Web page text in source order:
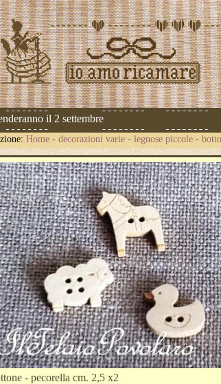
il 2 settembre
Home - decorazioni varie - legnose piccole -
- pecorella cm. 2,5 x2